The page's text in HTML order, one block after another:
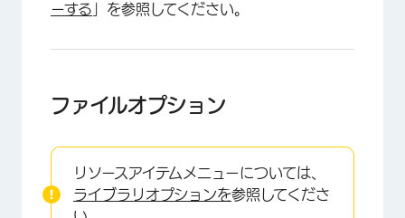
ーする 」を参照してください。
ファイルオプション
リソースアイテムメニューについては、
ライブラリオプションを参照してくださ